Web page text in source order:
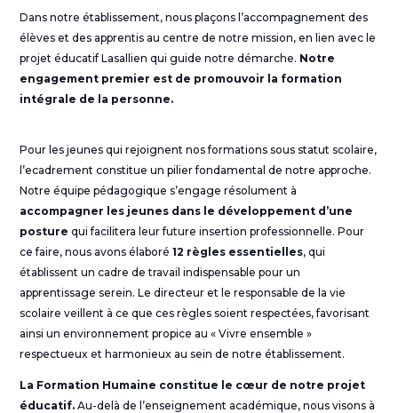
Dans notre établissement, nous plaçons l’accompagnement des
élèves et des apprentis au centre de notre mission, en lien avec le
projet éducatif Lasallien qui guide notre démarche. Notre
engagement premier est de promouvoir la formation
intégrale de la personne.
Pour les jeunes qui rejoignent nos formations sous statut scolaire,
l’ecadrement constitue un pilier fondamental de notre approche.
Notre équipe pédagogique s’engage résolument à
accompagner les jeunes dans le développement d’une
posture qui facilitera leur future insertion professionnelle. Pour
ce faire, nous avons élaboré12 règles essentielles, qui
établissent un cadre de travail indispensable pour un
apprentissage serein. Le directeur et le responsable de la vie
scolaire veillent à ce que ces règles soient respectées, favorisant
ainsi un environnement propice au « Vivre ensemble »
respectueux et harmonieux au sein de notre établissement.
La Formation Humaine constitue le cœur de notre projet
éducatif. Au-delà de l’enseignement académique, nous visons à